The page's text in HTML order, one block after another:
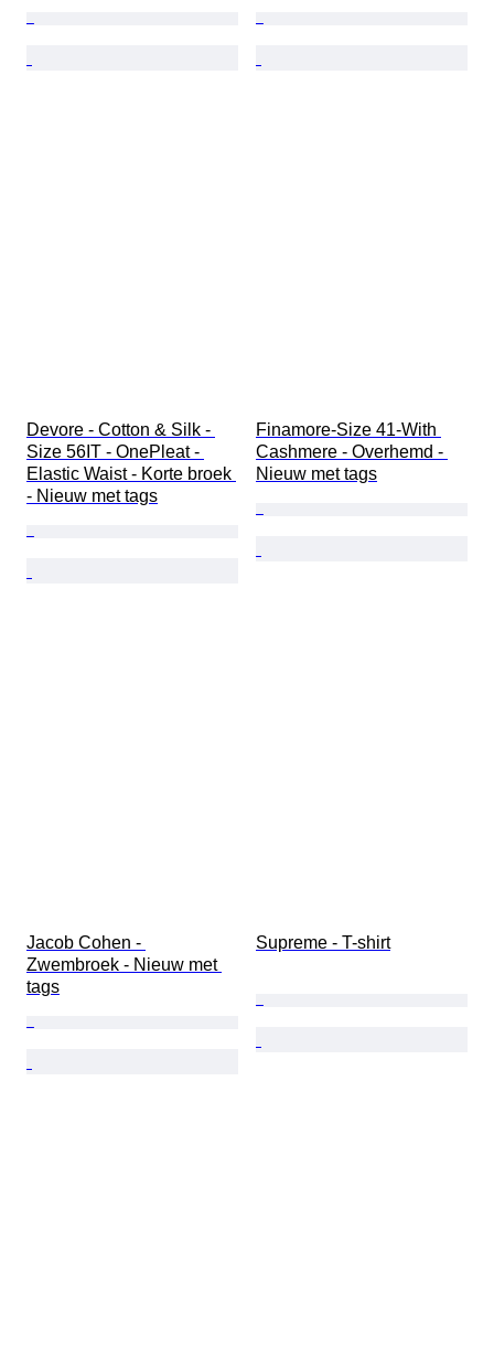
Devore - Cotton & Silk -
Size 56IT - OnePleat -
Elastic Waist - Korte broek
- Nieuw met tags
Finamore-Size 41-With
Cashmere - Overhemd -
Nieuw met tags
Jacob Cohen -
Zwembroek - Nieuw met
tags
Supreme - T-shirt